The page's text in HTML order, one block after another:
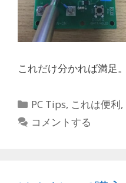
これだけ分かれば満足。
カ
テ
PC Tips, これは便利,
コメントする